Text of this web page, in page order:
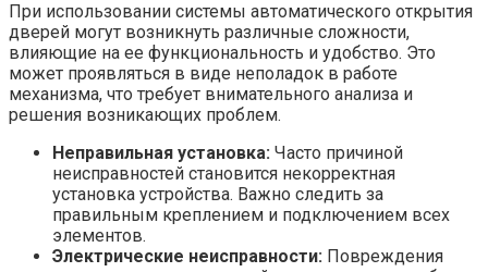
При использовании системы автоматического открытия
дверей могут возникнуть различные сложности,
влияющие на ее функциональность и удобство. Это
может проявляться в виде неполадок в работе
механизма, что требует внимательного анализа и
решения возникающих проблем.
Неправильная установка: Часто причиной
неисправностей становится некорректная
установка устройства. Важно следить за
правильным креплением и подключением всех
элементов.
Электрические неисправности: Повреждения